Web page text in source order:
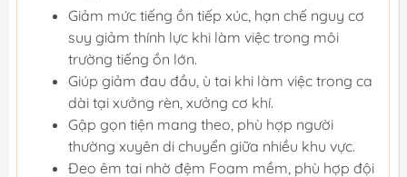
Giảm mức tiếng ồn tiếp xúc, hạn chế nguy cơ
suy giảm thính lực khi làm việc trong môi
trường tiếng ồn lớn.
Giúp giảm đau đầu, ù tai khi làm việc trong ca
dài tại xưởng rèn, xưởng cơ khí.
Gập gọn tiện mang theo, phù hợp người
thường xuyên di chuyển giữa nhiều khu vực.
Đeo êm tai nhờ đệm Foam mềm, phù hợp đội